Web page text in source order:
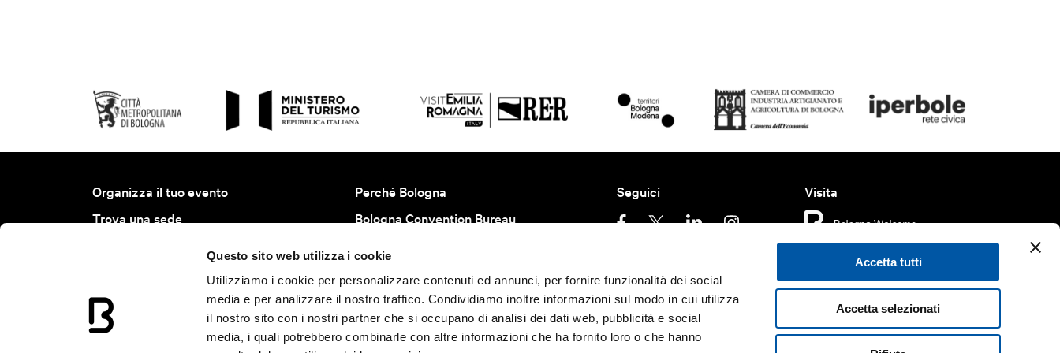
Questo sito web utilizza i cookie
Utilizziamo i cookie per personalizzare contenuti ed annunci, per fornire funzionalità dei social
media e per analizzare il nostro traffico. Condividiamo inoltre informazioni sul modo in cui utilizza
il nostro sito con i nostri partner che si occupano di analisi dei dati web, pubblicità e social
media, i quali potrebbero combinarle con altre informazioni che ha fornito loro o che hanno
Accetta tutti
Accetta selezionati
Organizza il tuo evento
Trova una sede
Join BCB
Calendario Eventi
Perché Bologna
Bologna Convention Bureau
Teniamoci in contatto
Iscriviti alla newsletter per essere aggiornato
Seguici Visita
Privacy policy Condizioni di Utilizzo Cookie policy Accessibilità
©2026 All rights reserved.
Fondazione Bologna Welcome | Piazza del Nettuno, 1,
40124 - Bologna | P.I. e C.F. 04159281205 | REA BO - 573761 |